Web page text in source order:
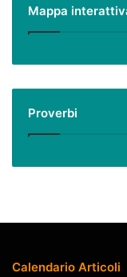
Mappa
Proverbi
Calendario Articoli